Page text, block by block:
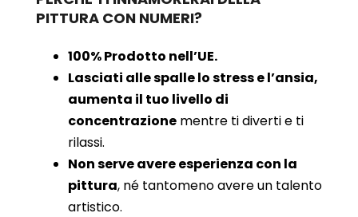
PITTURA CON NUMERI?
100% Prodotto nell’UE.
Lasciati alle spalle lo stress e l’ansia,
aumenta il tuo livello di
concentrazione mentre ti diverti e ti
rilassi.
Non serve avere esperienza con la
pittura, né tantomeno avere un talento
artistico.